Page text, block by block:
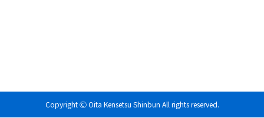
Copyright Ⓒ Oita Kensetsu Shinbun All rights reserved.